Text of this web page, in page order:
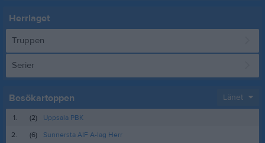
Herrlaget
Truppen
Serier
Besökartoppen Länet
1. (2)
Uppsala PBK
2.
(6)
Sunnersta AIF A-lag Herr